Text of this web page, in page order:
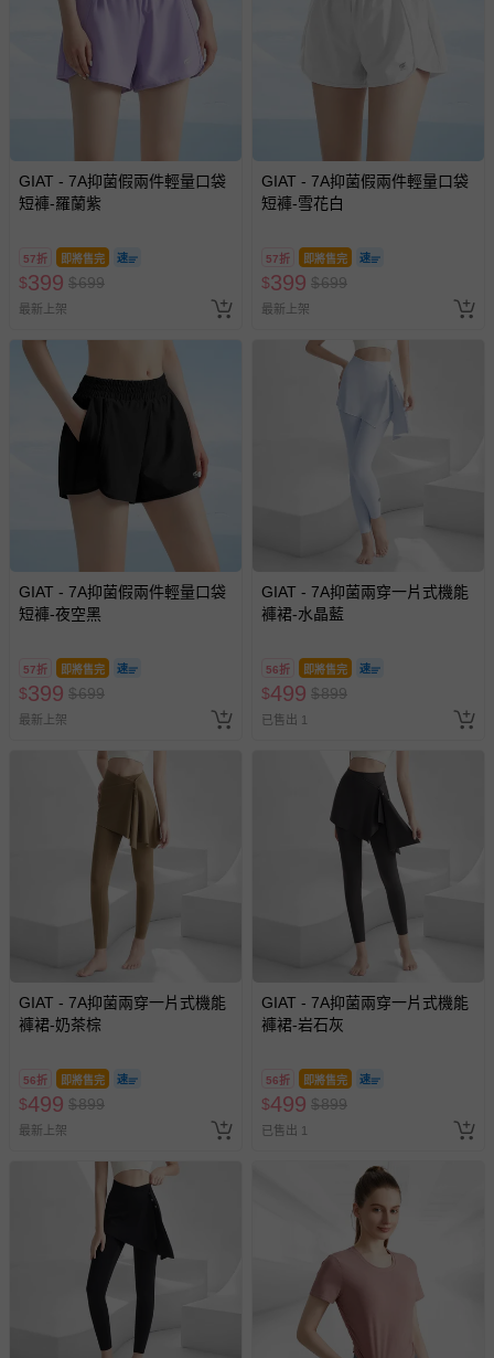
償。
GIAT - 7A抑菌假兩件輕量口袋
短褲-羅蘭紫
57折 即將售完
$399 $699
最新上架
GIAT - 7A抑菌假兩件輕量口袋
短褲-雪花白
57折 即將售完
$399 $699
最新上架
GIAT - 7A抑菌假兩件輕量口袋
短褲-夜空黑
57折 即將售完
$399 $699
最新上架
GIAT - 7A抑菌兩穿一片式機能
褲裙-水晶藍
56折 即將售完
$499 $899
已售出 1
GIAT - 7A抑菌兩穿一片式機能
褲裙-奶茶棕
56折 即將售完
$499 $899
最新上架
GIAT - 7A抑菌兩穿一片式機能
褲裙-岩石灰
56折 即將售完
$499 $899
已售出 1